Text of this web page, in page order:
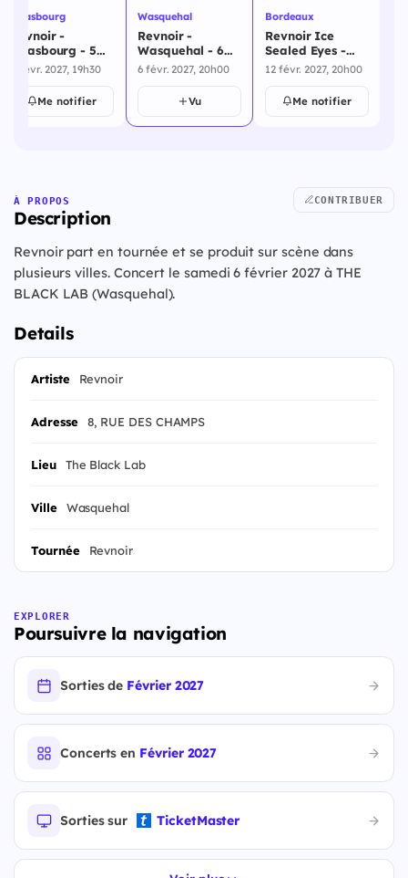
Strasbourg
Revnoir -
Strasbourg - 5
février 2027
5 févr. 2027, 19h30
Me notifier
Wasquehal
Revnoir -
Wasquehal - 6
février 2027
6 févr. 2027, 20h00
Vu
Bordeaux
Revnoir Ice
Sealed Eyes -
Bordeaux - 12
février 2027
12 févr. 2027, 20h00
Me notifier
À PROPOS
Description
CONTRIBUER
Revnoir part en tournée et se produit sur scène dans
plusieurs villes. Concert le samedi 6 février 2027 à THE
BLACK LAB (Wasquehal).
Details
Artiste Revnoir
Adresse 8, RUE DES CHAMPS
Lieu The Black Lab
Ville Wasquehal
Tournée Revnoir
EXPLORER
Poursuivre la navigation
Sorties de Février 2027
Concerts en Février 2027
Sorties sur TicketMaster